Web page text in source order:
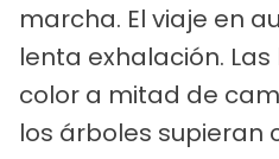
marcha. El viaje en
lenta exhalación.
color a mitad de
los árboles supieran